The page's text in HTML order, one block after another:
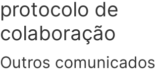
protocolo de
colaboração
Outros comunicados